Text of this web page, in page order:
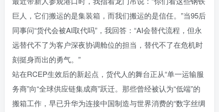
巨人，它们搬运的是集装箱，而我们搬运的是信任。”当95后
同事问“货代会被AI取代吗”，我回答：“AI会替代流程，但永
远替代不了为客户深夜协调舱位的担当，替代不了在危机时
刻挺身而出的勇气。”
站在RCEP生效后的新起点，货代人的舞台正从“单一运输服
务商”向“全球供应链集成商”跃迁。那些曾经被认为“低端”的
搬箱工作，早已升华为连接中国制造与世界消费的“数字丝绸